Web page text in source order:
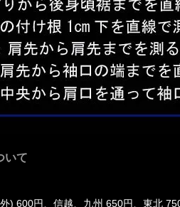
いて
) 600円、信越、九州 650円、東北